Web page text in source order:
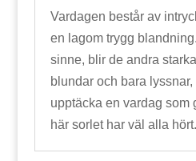
Vardagen består av
en lagom trygg
sinne, blir de andra
blundar och bara
upptäcka en vardag som
här sorlet har väl alla hört.